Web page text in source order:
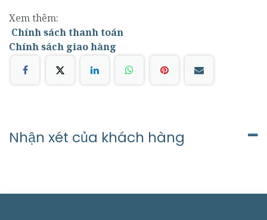
Xem thêm:
Chính sách thanh toán
Chính sách giao hàng
Nhận xét của khách hàng